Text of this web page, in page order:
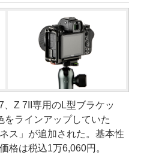
Z 7II専用のL型ブラケッ
をラインアップしていた
ス」が追加された。基本性
格は税込1万6,060円。